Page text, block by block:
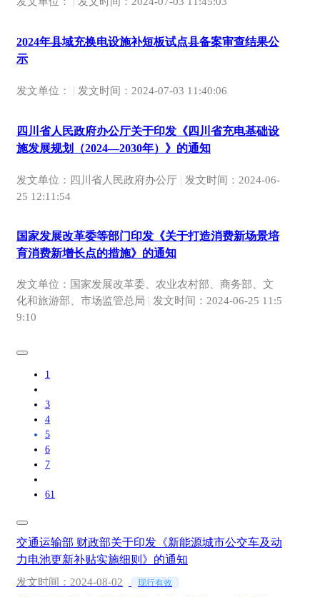
2024年县域充换电设施补短板试点县备案审查结果公
示
发文单位： | 发文时间： 2024-07-03 11:40:06
四川省人民政府办公厅关于印发《四川省充电基础设
施发展规划（2024—2030年）》的通知
发文单位：四川省人民政府办公厅 | 发文时间： 2024-06-
25 12:11:54
国家发展改革委等部门印发《关于打造消费新场景培
育消费新增长点的措施》的通知
发文单位：国家发展改革委、农业农村部、商务部、文
化和旅游部、市场监管总局 | 发文时间： 2024-06-25 11:5
9:10
1
3
4
5
6
7
61
交通运输部 财政部关于印发《新能源城市公交车及动
力电池更新补贴实施细则》的通知
发文时间：2024-08-02 现行有效